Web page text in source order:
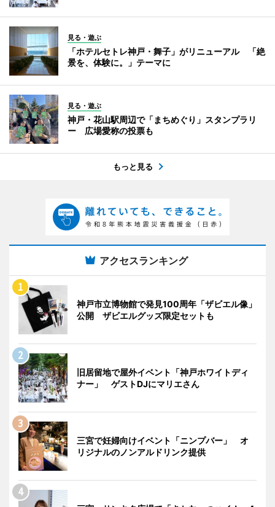
見る・遊ぶ
「ホテルセトレ神戸・舞子」がリニューアル 「絶
景を、体験に。」テーマに
見る・遊ぶ
神戸・花山駅周辺で「まちめぐり」スタンプラリ
ー 広場愛称の投票も
もっと見る
アクセスランキング
神戸市立博物館で発見100周年「ザビエル像」
公開 ザビエルグッズ限定セットも
旧居留地で屋外イベント「神戸ホワイトディ
ナー」 ゲストDJにマリエさん
三宮で妊婦向けイベント「ニンプバー」 オ
リジナルのノンアルドリンク提供